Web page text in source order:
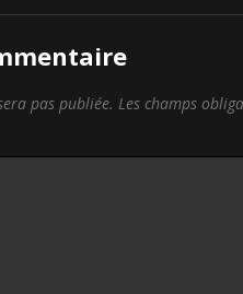
pas publiée. Les champs